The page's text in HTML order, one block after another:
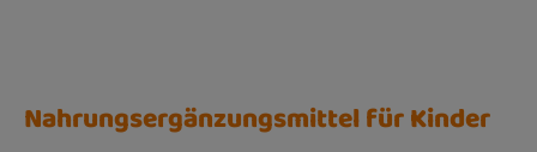
Nahrungsergänzungsmittel für Kinder